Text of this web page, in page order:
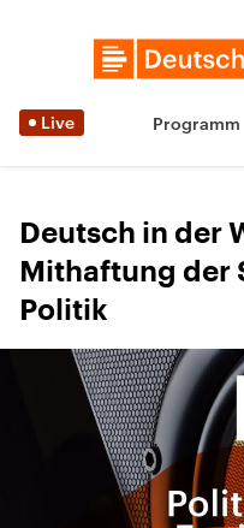
Live Programm
Deutsch in der
Mithaftung der
Politik